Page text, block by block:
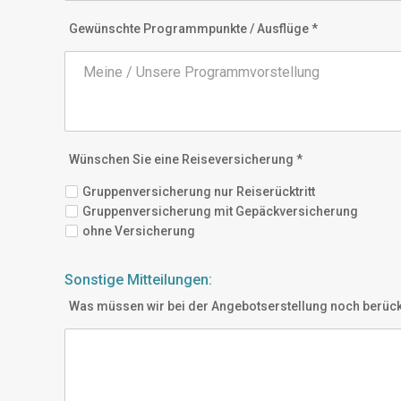
Gewünschte Programmpunkte / Ausflüge *
Wünschen Sie eine Reiseversicherung *
Gruppenversicherung nur Reiserücktritt
Gruppenversicherung mit Gepäckversicherung
ohne Versicherung
Sonstige Mitteilungen:
Was müssen wir bei der Angebotserstellung noch